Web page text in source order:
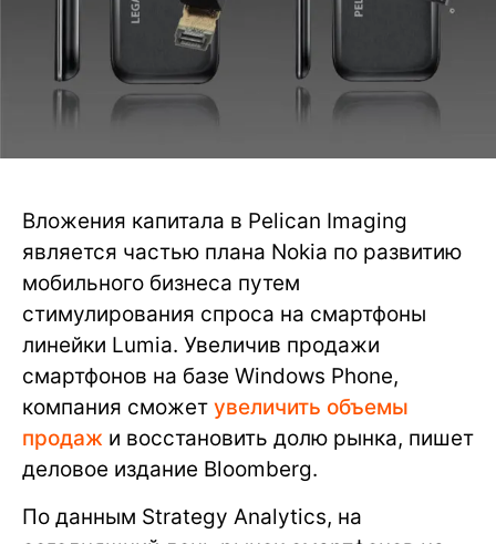
Вложения капитала в Pelican Imaging
является частью плана Nokia по развитию
мобильного бизнеса путем
стимулирования спроса на смартфоны
линейки Lumia. Увеличив продажи
смартфонов на базе Windows Phone,
компания сможет увеличить объемы
продаж и восстановить долю рынка, пишет
деловое издание Bloomberg.
По данным Strategy Analytics, на